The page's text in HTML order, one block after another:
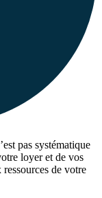
pas systématique
loyer et de vos
de votre